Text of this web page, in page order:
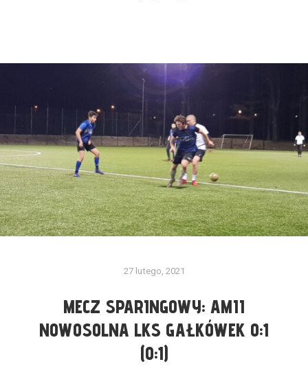
27 lutego, 2021
MECZ SPARINGOWY: AMII
NOWOSOLNA LKS GAŁKÓWEK 0:1
(0:1)